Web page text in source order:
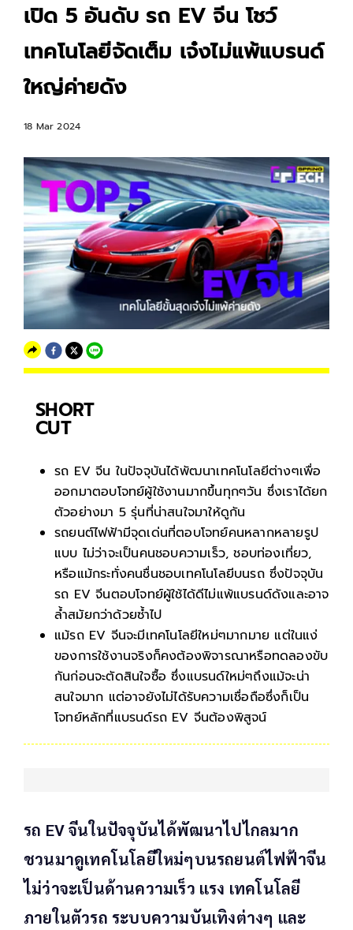
เปิด 5 อันดับ รถ EV จีน โชว์
เทคโนโลยีจัดเต็ม เจ๋งไม่แพ้แบรนด์
ใหญ่ค่ายดัง
18 Mar 2024
SHORT
CUT
รถ EV จีน ในปัจจุบันได้พัฒนาเทคโนโลยีต่างๆเพื่อ
ออกมาตอบโจทย์ผู้ใช้งานมากขึ้นทุกๆวัน ซึ่งเราได้ยก
ตัวอย่างมา 5 รุ่นที่น่าสนใจมาให้ดูกัน
รถยนต์ไฟฟ้ามีจุดเด่นที่ตอบโจทย์คนหลากหลายรูป
แบบ ไม่ว่าจะเป็นคนชอบความเร็ว, ชอบท่องเที่ยว,
หรือแม้กระทั่งคนชื่นชอบเทคโนโลยีบนรถ ซึ่งปัจจุบัน
รถ EV จีนตอบโจทย์ผู้ใช้ได้ดีไม่แพ้แบรนด์ดังและอาจ
ล้ำสมัยกว่าด้วยซ้ำไป
แม้รถ EV จีนจะมีเทคโนโลยีใหม่ๆมากมาย แต่ในแง่
ของการใช้งานจริงก็คงต้องพิจารณาหรือทดลองขับ
กันก่อนจะตัดสินใจซื้อ ซึ่งแบรนด์ใหม่ๆถึงแม้จะน่า
สนใจมาก แต่อาจยังไม่ได้รับความเชื่อถือซึ่งก็เป็น
โจทย์หลักที่แบรนด์รถ EV จีนต้องพิสูจน์
รถ EV จีนในปัจจุบันได้พัฒนาไปไกลมาก
ชวนมาดูเทคโนโลยีใหม่ๆบนรถยนต์ไฟฟ้าจีน
ไม่ว่าจะเป็นด้านความเร็ว แรง เทคโนโลยี
ภายในตัวรถ ระบบความบันเทิงต่างๆ และ